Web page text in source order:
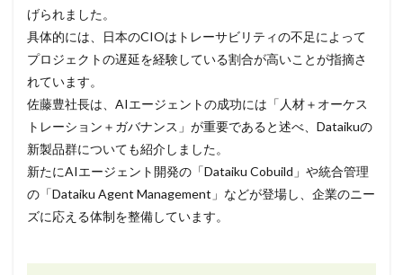
げられました。
具体的には、日本のCIOはトレーサビリティの不足によって
プロジェクトの遅延を経験している割合が高いことが指摘さ
れています。
佐藤豊社長は、AIエージェントの成功には「人材＋オーケス
トレーション＋ガバナンス」が重要であると述べ、Dataikuの
新製品群についても紹介しました。
新たにAIエージェント開発の「Dataiku Cobuild」や統合管理
の「Dataiku Agent Management」などが登場し、企業のニー
ズに応える体制を整備しています。